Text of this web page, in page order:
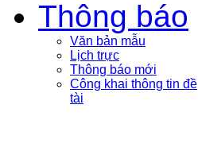
Thông báo
Văn bản mẫu
Lịch trực
Thông báo mới
Công khai thông tin đề
tài